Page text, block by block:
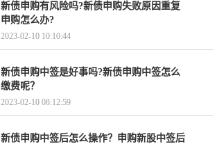
新债申购有风险吗?新债申购失败原因重复
申购怎么办?
2023-02-10 10:10:44
新债申购中签是好事吗?新债申购中签怎么
缴费呢？
2023-02-10 08:12:59
新债申购中签后怎么操作？申购新股中签后